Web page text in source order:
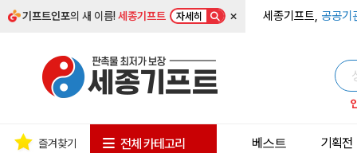
기프트인포의 새 이름!세종기프트 자세히 × 세종기프트, 공공기
즐겨찾기 전체 카테고리
베스트
기획전